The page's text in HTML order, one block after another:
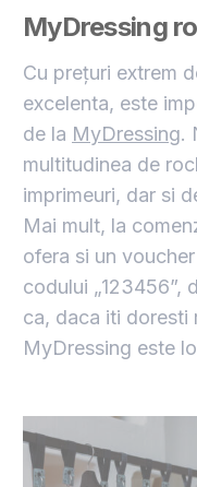
MyDressing
Cu prețuri extrem
excelenta, este
de la MyDressing.
multitudinea de
imprimeuri, dar si
Mai mult, la
ofera si un
codului „123456”,
ca, daca iti doresti
MyDressing este